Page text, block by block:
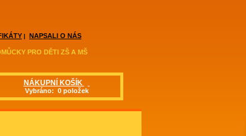
PRO DĚTI ZŠ A MŠ
| NAPSALI O NÁS
NÁKUPNÍ KOŠÍK
Vybráno: 0 položek